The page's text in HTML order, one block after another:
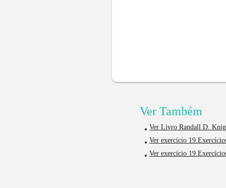
Ver Também
Ver Livro Randall D.
Ver exercício
Ver exercício